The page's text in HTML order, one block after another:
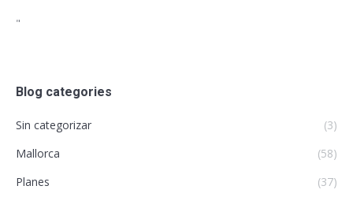
"
Blog categories
Sin categorizar
(3)
Mallorca
(58)
Planes
(37)